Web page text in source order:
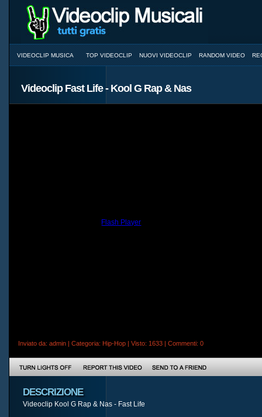
VIDEOCLIP MUSICA TOP VIDEOCLIP NUOVI VIDEOCLIP RANDOM VIDEO
Videoclip Fast Life - Kool G Rap & Nas
Flash Player
Inviato da: admin | Categoria: Hip-Hop | Visto: 1633 | Commenti: 0
DESCRIZIONE
Videoclip Kool G Rap & Nas - Fast Life